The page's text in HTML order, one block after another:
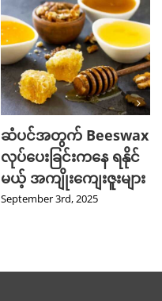
ဆံပင်အတွက် Beeswax
လုပ်ပေးခြင်းကနေ ရနိုင်
မယ့် အကျိုးကျေးဇူးများ
September 3rd, 2025